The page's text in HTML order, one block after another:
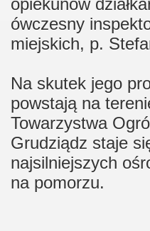
ówczesny
miejskich, p.
Na skutek jego
powstają na
Towarzystwa
Grudziądz staje
najsilniejszych
na pomorzu.